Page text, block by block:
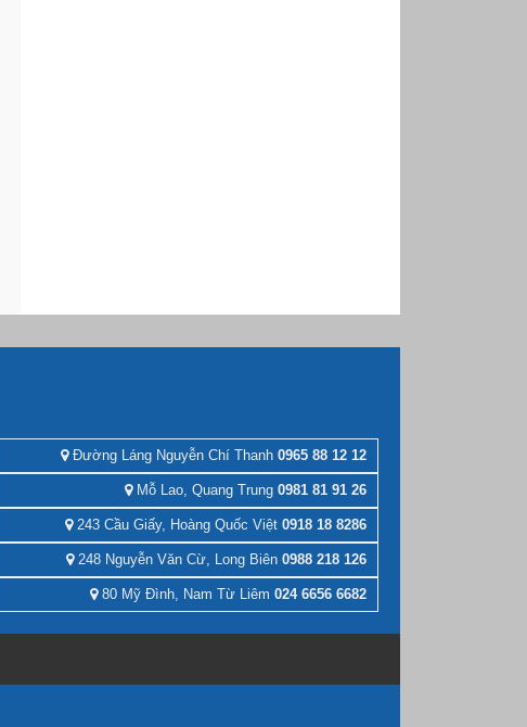
Đường Láng Nguyễn Chí Thanh0965 88 12 12
Mỗ Lao, Quang Trung0981 81 91 26
243 Cầu Giấy, Hoàng Quốc Việt0918 18 8286
248 Nguyễn Văn Cừ, Long Biên0988 218 126
80 Mỹ Đình, Nam Từ Liêm 024 6656 6682